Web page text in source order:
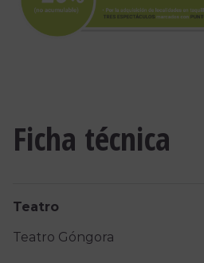
Ficha técnica
Teatro
Teatro Góngora